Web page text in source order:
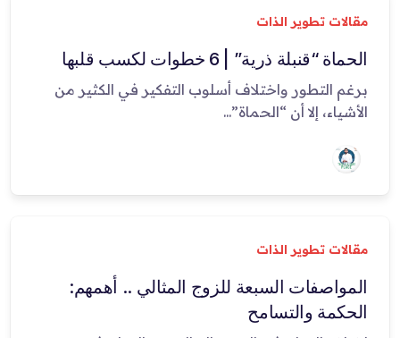
مقالات تطوير الذات
الحماة “قنبلة ذرية” | 6 خطوات لكسب قلبها
برغم التطور واختلاف أسلوب التفكير في الكثير من
الأشياء، إلا أن “الحماة”...
مقالات تطوير الذات
المواصفات السبعة للزوج المثالي .. أهمهم:
الحكمة والتسامح